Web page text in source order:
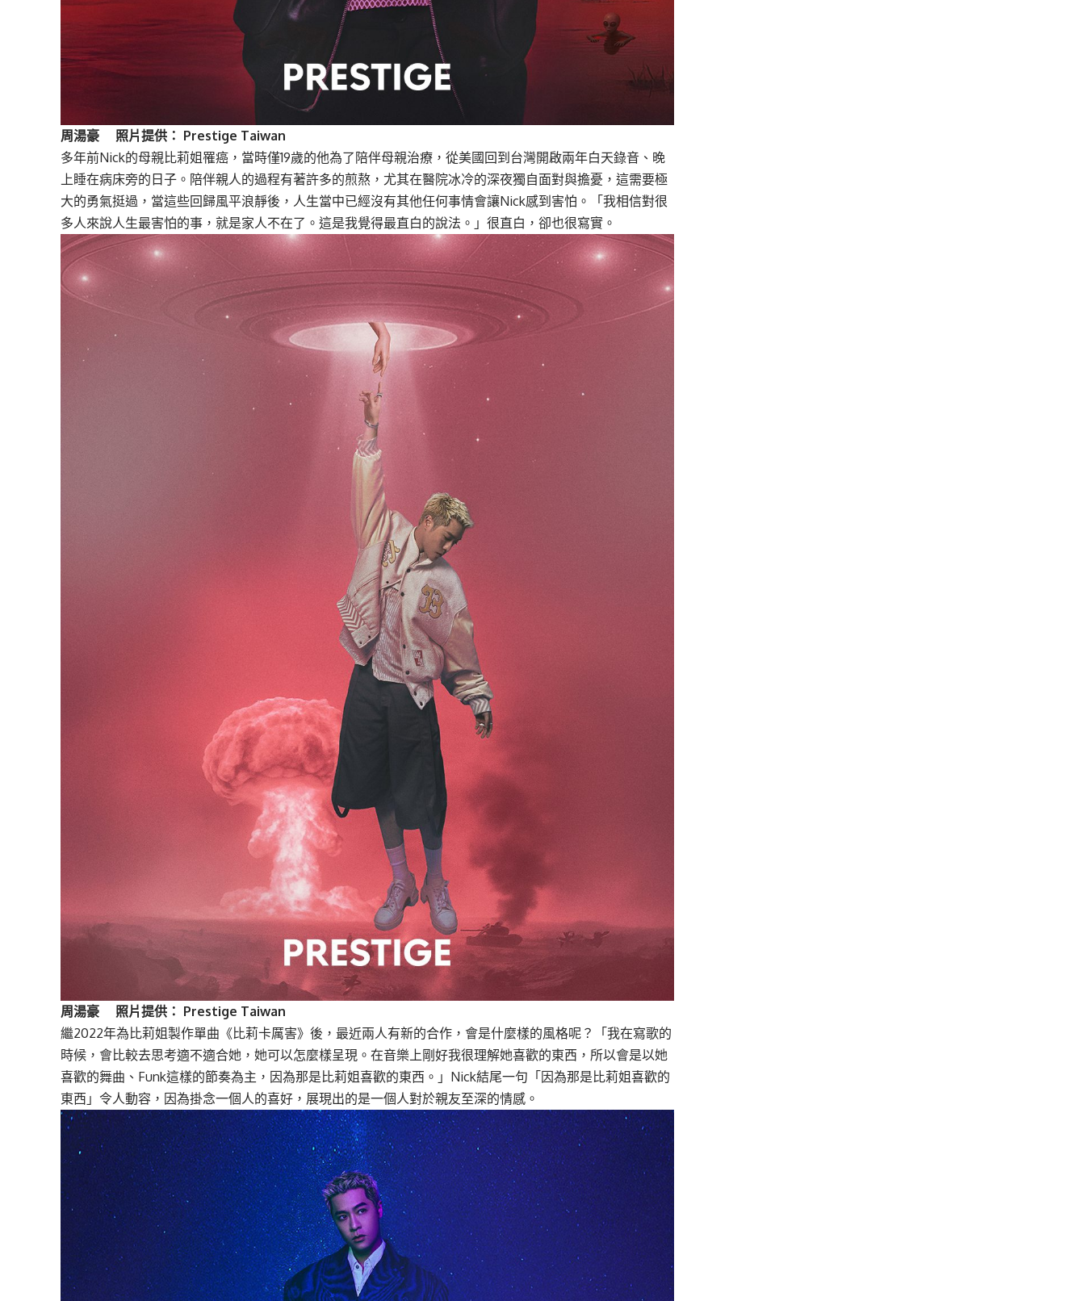
周湯豪 照片提供： Prestige Taiwan
多年前Nick的母親比莉姐罹癌，當時僅19歲的他為了陪伴母親治療，從美國回到台灣開啟兩年白天錄音、晚
上睡在病床旁的日子。陪伴親人的過程有著許多的煎熬，尤其在醫院冰冷的深夜獨自面對與擔憂，這需要極
大的勇氣挺過，當這些回歸風平浪靜後，人生當中已經沒有其他任何事情會讓Nick感到害怕。「我相信對很
多人來說人生最害怕的事，就是家人不在了。這是我覺得最直白的說法。」很直白，卻也很寫實。
周湯豪 照片提供： Prestige Taiwan
繼2022年為比莉姐製作單曲《比莉卡厲害》後，最近兩人有新的合作，會是什麼樣的風格呢？「我在寫歌的
時候，會比較去思考適不適合她，她可以怎麼樣呈現。在音樂上剛好我很理解她喜歡的東西，所以會是以她
喜歡的舞曲、Funk這樣的節奏為主，因為那是比莉姐喜歡的東西。」Nick結尾一句「因為那是比莉姐喜歡的
東西」令人動容，因為掛念一個人的喜好，展現出的是一個人對於親友至深的情感。